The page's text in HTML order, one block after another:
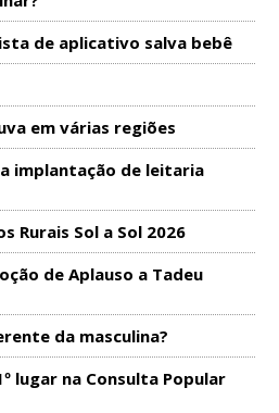
de aplicativo salva bebê
em várias regiões
implantação de leitaria
Rurais Sol a Sol 2026
de Aplauso a Tadeu
da masculina?
lugar na Consulta Popular